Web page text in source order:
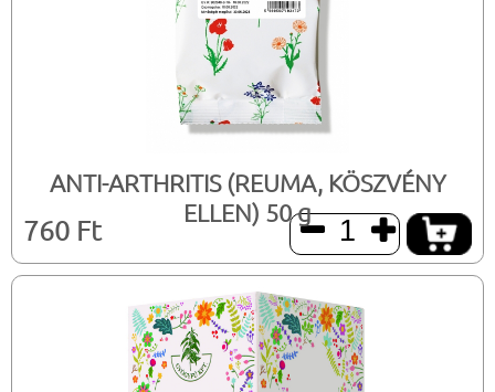
ANTI-ARTHRITIS (REUMA, KÖSZVÉNY
ELLEN) 50 g
760 Ft  